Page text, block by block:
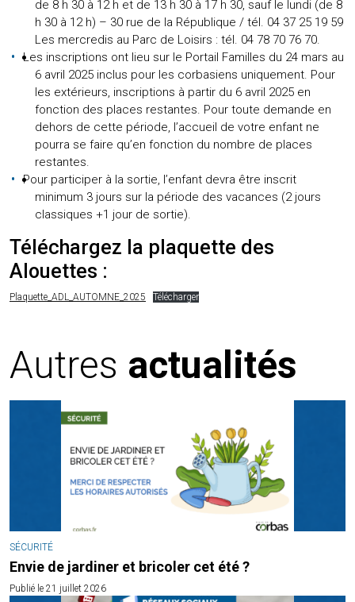
de 8 h 30 à 12 h et de 13 h 30 à 17 h 30, sauf le lundi (de 8
h 30 à 12 h) – 30 rue de la République / tél. 04 37 25 19 59
Les mercredis au Parc de Loisirs : tél. 04 78 70 76 70.
Les inscriptions ont lieu sur le Portail Familles du 24 mars au
6 avril 2025 inclus pour les corbasiens uniquement. Pour
les extérieurs, inscriptions à partir du 6 avril 2025 en
fonction des places restantes. Pour toute demande en
dehors de cette période, l’accueil de votre enfant ne
pourra se faire qu’en fonction du nombre de places
restantes.
Pour participer à la sortie, l’enfant devra être inscrit
minimum 3 jours sur la période des vacances (2 jours
classiques +1 jour de sortie).
Téléchargez la plaquette des
Alouettes :
Plaquette_ADL_AUTOMNE_2025 Télécharger
Autres actualités
SÉCURITÉ
Envie de jardiner et bricoler cet été ?
Publié le 21 juillet 2026